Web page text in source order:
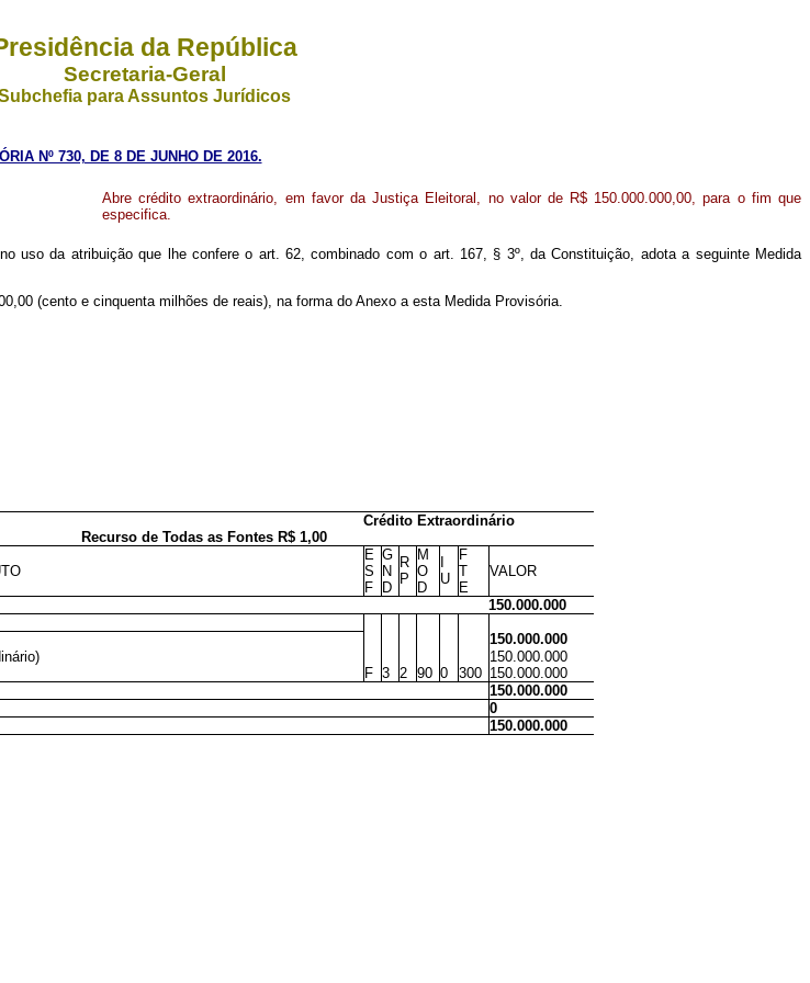
da República
Secretaria-Geral
para Assuntos Jurídicos
Nº 730, DE 8 DE JUNHO DE 2016.
Abre crédito extraordinário, em favor da Justiça Eleitoral, no valor de R$ 150.000.000,00, para o fim que
especifica.
uso da atribuição que lhe confere o art. 62, combinado com o art. 167, § 3º, da Constituição, adota a seguinte Medida
(cento e cinquenta milhões de reais), na forma do Anexo a esta Medida Provisória.
Crédito Extraordinário
Recurso de Todas as Fontes R$ 1,00
E
S
F
G
N
D
R
P
M
O
D
U
F
T
E
VALOR
150.000.000
150.000.000
150.000.000
F 3 2 90 0 300 150.000.000
150.000.000
0
150.000.000